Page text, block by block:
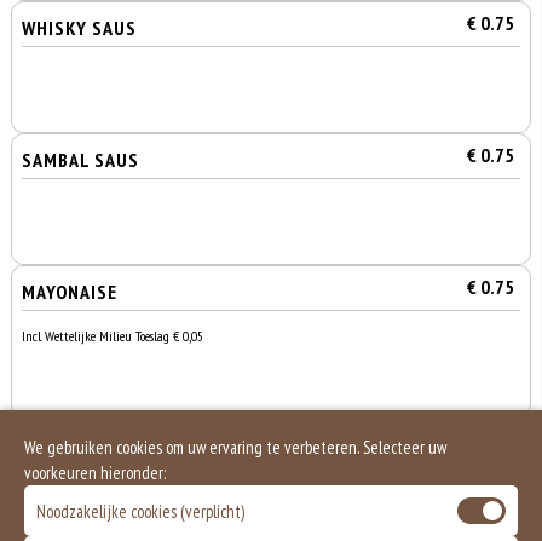
WHISKY SAUS € 0.75
SAMBAL SAUS € 0.75
MAYONAISE € 0.75
Incl. Wettelijke Milieu Toeslag € 0,05
PITTA BROODJE
We gebruiken cookies om uw ervaring te verbeteren. Selecteer uw
voorkeuren hieronder:
Noodzakelijke cookies (verplicht)